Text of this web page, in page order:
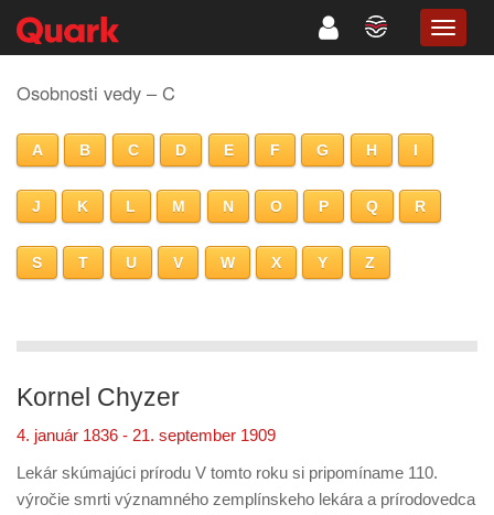
Osobnosti vedy – C
A B C D E F G H I
J K L M N O P Q R
S T U V W X Y Z
Kornel Chyzer
4. január 1836 - 21. september 1909
Lekár skúmajúci prírodu V tomto roku si pripomíname 110.
výročie smrti významného zemplínskeho lekára a prírodovedca